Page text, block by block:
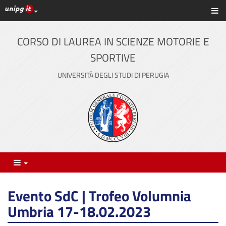
Vai
al
contenuto
principale
Link ai principali servizi web di Ateneo
CORSO DI LAUREA IN SCIENZE MOTORIE E
SPORTIVE
UNIVERSITÀ DEGLI STUDI DI PERUGIA
Menu
Evento SdC | Trofeo Volumnia
Umbria 17-18.02.2023